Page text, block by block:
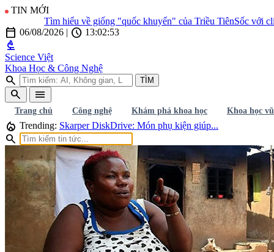
TIN MỚI
Tìm hiểu về giống "quốc khuyển" của Triều Tiên Sốc với clip
calendar_today 06/08/2026 | schedule 13:02:55
biotech
Science Việt
Khoa Học & Công Nghệ
search TÌM
search menu
Trang chủ Công nghệ Khám phá khoa học Khoa học
local_fire_department Trending: Skarper DiskDrive: Món phụ kiện giúp...
search